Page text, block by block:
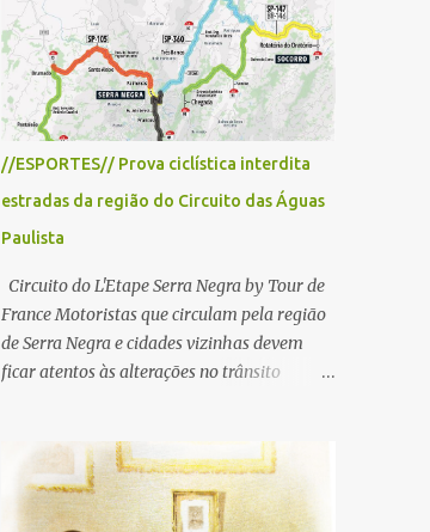
//ESPORTES// Prova ciclística interdita
estradas da região do Circuito das Águas
Paulista
Circuito do L'Etape Serra Negra by Tour de
France Motoristas que circulam pela região
de Serra Negra e cidades vizinhas devem
ficar atentos às alterações no trânsito
realização do L'Étape Serra Negra by Tour
de France presented by Nubank.
Considerado o principal circuito de ciclismo